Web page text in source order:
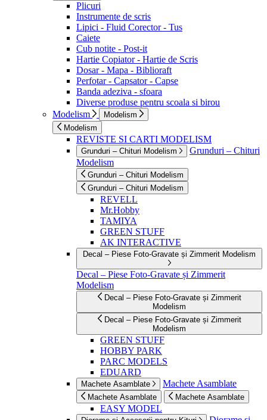
Plicuri
Instrumente de scris
Lipici - Fluid Corector - Tus
Caiete
Cub notite - Post-it
Hartie Copiator - Hartie de Scris
Dosar - Mapa - Biblioraft
Perfotar - Capsator - Capse
Banda adeziva - sfoara
Diverse produse pentru scoala si birou
Modelism
Modelism
Modelism
REVISTE SI CARTI MODELISM
Grunduri – Chituri Modelism
Grunduri – Chituri
Modelism
Grunduri – Chituri Modelism
Grunduri – Chituri Modelism
REVELL
Mr.Hobby
TAMIYA
GREEN STUFF
AK INTERACTIVE
Decal – Piese Foto-Gravate și Zimmerit Modelism
Decal – Piese Foto-Gravate și Zimmerit
Modelism
Decal – Piese Foto-Gravate și Zimmerit
Modelism
Decal – Piese Foto-Gravate și Zimmerit
Modelism
GREEN STUFF
HOBBY PARK
PARC MODELS
EDUARD
Machete Asamblate Machete Asamblate
Machete Asamblate Machete Asamblate
EASY MODEL